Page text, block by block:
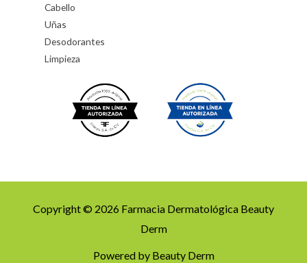
Cabello
Uñas
Desodorantes
Limpieza
Copyright © 2026 Farmacia Dermatológica Beauty
Derm
Powered by Beauty Derm